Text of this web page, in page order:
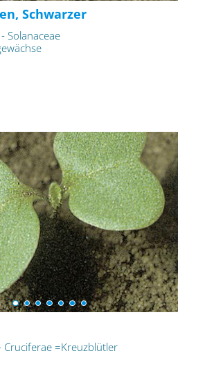
Schwarzer
Solanaceae
Cruciferae =Kreuzblütler